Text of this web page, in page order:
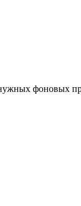
фоновых